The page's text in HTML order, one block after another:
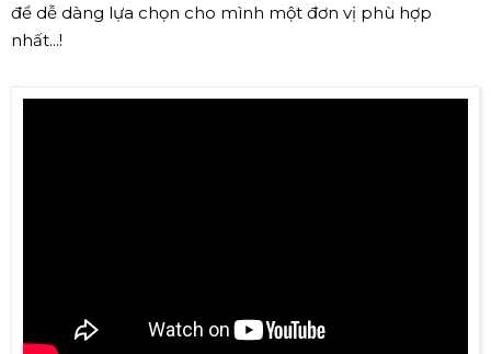
để dễ dàng lựa chọn cho mình một đơn vị phù hợp
nhất...!